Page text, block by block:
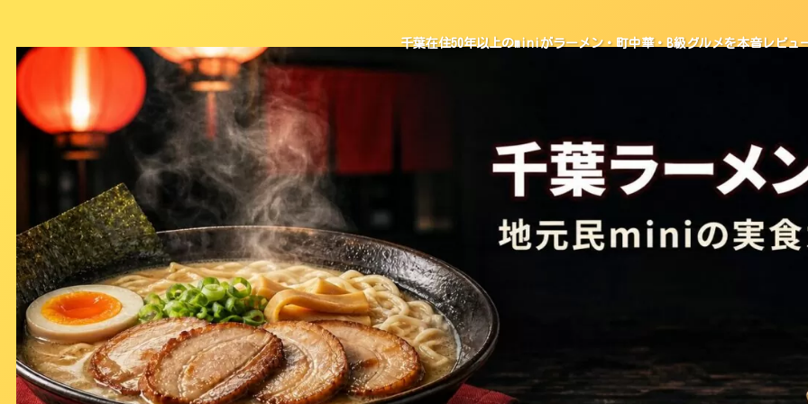
千葉在住50年以上のminiがラーメン・町中華・B級グルメを本音レビュ